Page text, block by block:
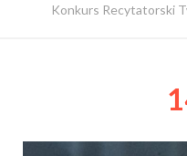
Konkurs Recytatorski